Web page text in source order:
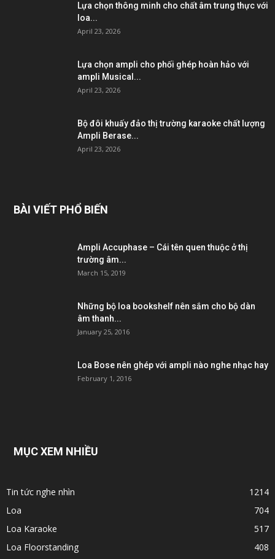
Lựa chọn thông minh cho chất âm trung thực với
loa...
April 23, 2026
Lựa chọn ampli cho phối ghép hoàn hảo với
ampli Musical...
April 23, 2026
Bộ đôi khuấy đảo thị trường karaoke chất lượng
Ampli Berase...
April 23, 2026
BÀI VIẾT PHỔ BIẾN
Ampli Accuphase – Cái tên quen thuộc ở thị
trường âm...
March 15, 2019
Những bộ loa bookshelf nên sắm cho bộ dàn
âm thanh...
January 25, 2016
Loa Bose nên ghép với ampli nào nghe nhạc hay
February 1, 2016
MỤC XEM NHIỀU
Tin tức nghe nhìn
1214
Loa
704
Loa Karaoke
517
Loa Floorstanding
408